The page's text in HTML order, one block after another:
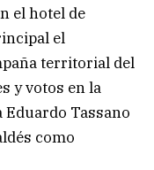
el hotel de
el
territorial del
y votos en la
Eduardo Tassano
como